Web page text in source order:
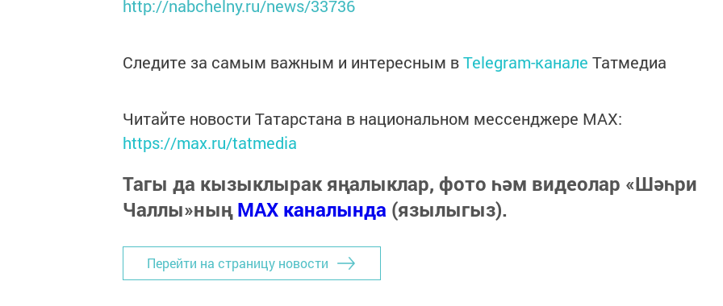
http://nabchelny.ru/news/33736
Следите за самым важным и интересным вTelegram-канале Татмедиа
Читайте новости Татарстана в национальном мессенджере MАХ:
https://max.ru/tatmedia
Тагы да кызыклырак яңалыклар, фото һәм видеолар «Шәһри
Чаллы»ныңMAX каналында (язылыгыз).
Перейти на страницу новости